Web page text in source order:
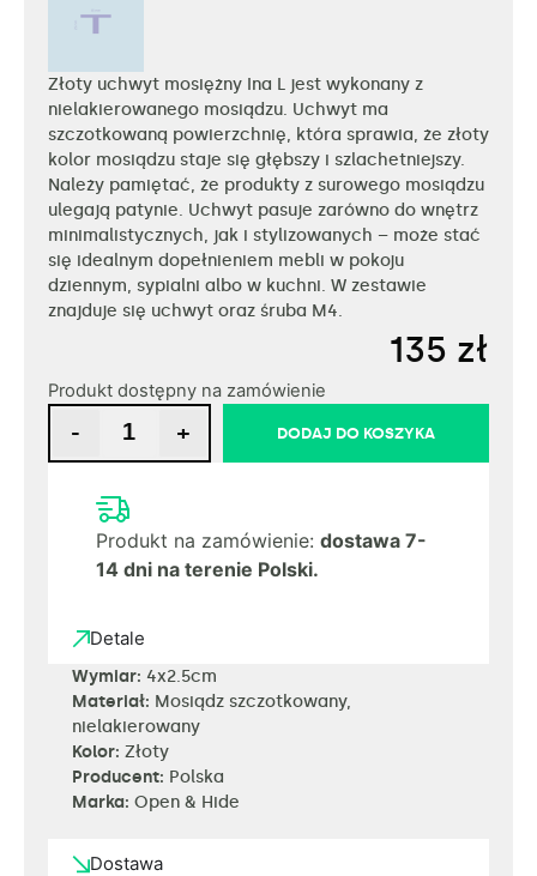
Złoty uchwyt mosiężny Ina L jest wykonany z
nielakierowanego mosiądzu. Uchwyt ma
szczotkowaną powierzchnię, która sprawia, że złoty
kolor mosiądzu staje się głębszy i szlachetniejszy.
Należy pamiętać, że produkty z surowego mosiądzu
ulegają patynie. Uchwyt pasuje zarówno do wnętrz
minimalistycznych, jak i stylizowanych – może stać
się idealnym dopełnieniem mebli w pokoju
dziennym, sypialni albo w kuchni. W zestawie
znajduje się uchwyt oraz śruba M4.
135 zł
Produkt dostępny na zamówienie
- + DODAJ DO KOSZYKA
Produkt na zamówienie: dostawa 7-
14 dni na terenie Polski.
Detale
Wymiar: 4x2.5cm
Materiał: Mosiądz szczotkowany,
nielakierowany
Kolor: Złoty
Producent: Polska
Marka: Open & Hide
Dostawa